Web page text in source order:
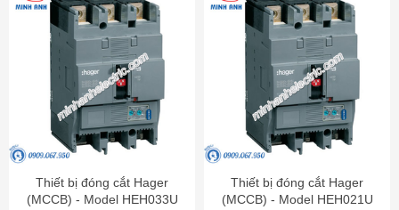
Thiết bị đóng cắt Hager
(MCCB) - Model HEH033U
Thiết bị đóng cắt Hager
(MCCB) - Model HEH021U